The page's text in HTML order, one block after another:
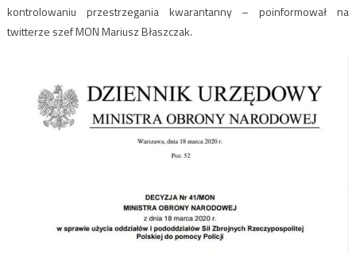
kontrolowaniu przestrzegania kwarantanny – poinformował na
twitterze szef MON Mariusz Błaszczak.